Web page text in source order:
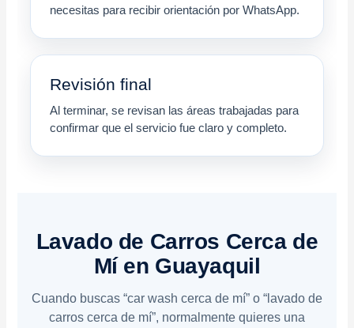
necesitas para recibir orientación por WhatsApp.
Revisión final
Al terminar, se revisan las áreas trabajadas para
confirmar que el servicio fue claro y completo.
Lavado de Carros Cerca de
Mí en Guayaquil
Cuando buscas “car wash cerca de mí” o “lavado de
carros cerca de mí”, normalmente quieres una